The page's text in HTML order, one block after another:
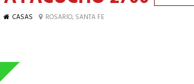
CASAS ROSARIO, SANTA FE